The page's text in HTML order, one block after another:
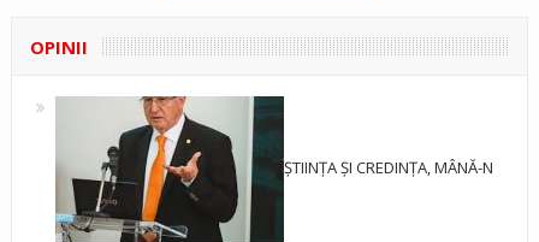
OPINII
ȘTIINȚA ȘI CREDINȚA, MÂNĂ-N